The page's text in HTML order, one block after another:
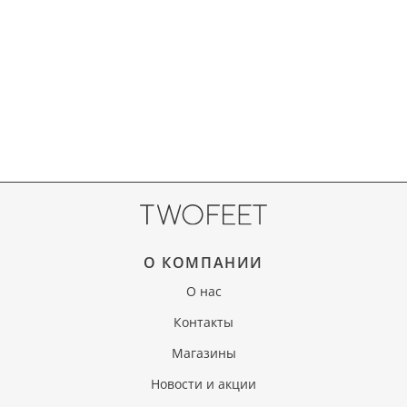
О КОМПАНИИ
О нас
Контакты
Магазины
Новости и акции